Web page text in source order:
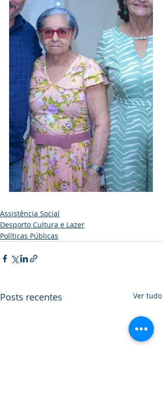
Assistência Social
Desporto Cultura e Lazer
Políticas Públicas
Posts recentes Ver tudo